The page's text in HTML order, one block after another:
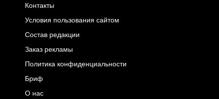
Контакты
Условия пользования сайтом
Состав редакции
Заказ рекламы
Политика конфиденциальности
Бриф
О нас